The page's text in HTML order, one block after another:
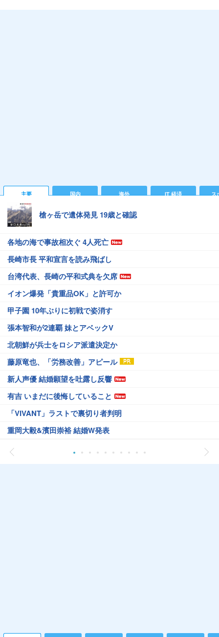
主要 国内 海外 IT 経済 ス
槍ヶ岳で遺体発見 19歳と確認
各地の海で事故相次ぐ 4人死亡
長崎市長 平和宣言を読み飛ばし
台湾代表、長崎の平和式典を欠席
イオン爆発「貴重品OK」と許可か
甲子園 10年ぶりに初戦で姿消す
張本智和が2連覇 妹とアベックV
北朝鮮が兵士をロシア派遣決定か
藤原竜也、「労務改善」アピール
新人声優 結婚願望を吐露し反響
有吉 いまだに後悔していること
「VIVANT」ラストで裏切り者判明
重岡大毅&濱田崇裕 結婚W発表